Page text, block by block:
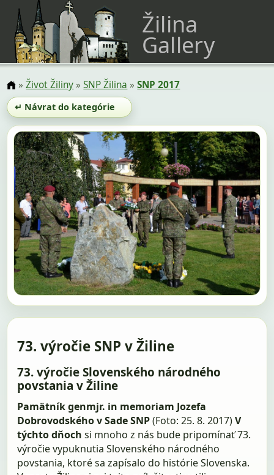
Žilina
Gallery
»Život Žiliny»SNP Žilina »SNP 2017
↵ Návrat do kategórie
73. výročie SNP v Žiline
73. výročie Slovenského národného
povstania v Žiline
Pamätník genmjr. in memoriam Jozefa
Dobrovodského v Sade SNP(Foto: 25. 8. 2017)V
týchto dňoch si mnoho z nás bude pripomínať 73.
výročie vypuknutia Slovenského národného
povstania, ktoré sa zapísalo do histórie Slovenska.